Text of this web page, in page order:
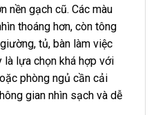
nền gạch cũ. Các màu
thoáng hơn, còn tông
tủ, bàn làm việc
lựa chọn khá hợp với
phòng ngủ cần cải
gian nhìn sạch và dễ